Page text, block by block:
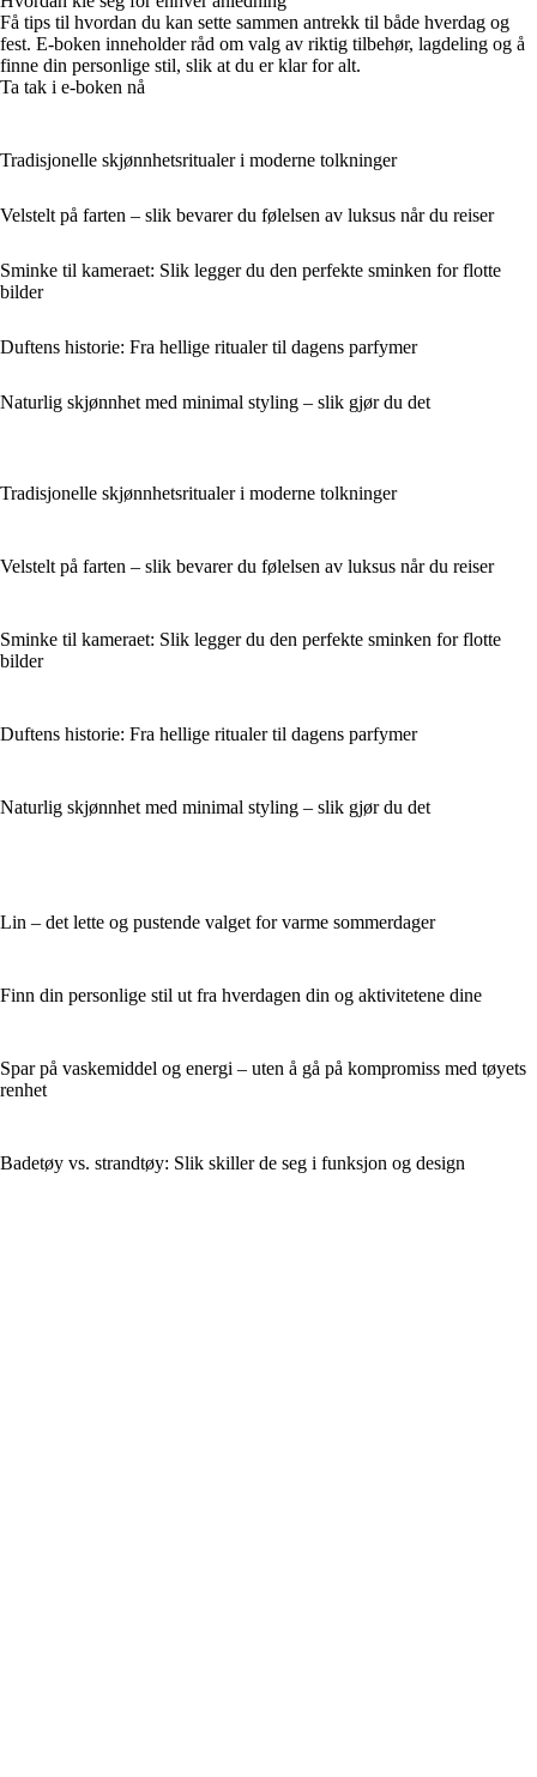
Få tips til hvordan du kan sette sammen antrekk til både hverdag og
fest. E-boken inneholder råd om valg av riktig tilbehør, lagdeling og å
finne din personlige stil, slik at du er klar for alt.
Ta tak i e-boken nå
Tradisjonelle skjønnhetsritualer i moderne tolkninger
Velstelt på farten – slik bevarer du følelsen av luksus når du reiser
Sminke til kameraet: Slik legger du den perfekte sminken for flotte
bilder
Duftens historie: Fra hellige ritualer til dagens parfymer
Naturlig skjønnhet med minimal styling – slik gjør du det
Tradisjonelle skjønnhetsritualer i moderne tolkninger
Velstelt på farten – slik bevarer du følelsen av luksus når du reiser
Sminke til kameraet: Slik legger du den perfekte sminken for flotte
bilder
Duftens historie: Fra hellige ritualer til dagens parfymer
Naturlig skjønnhet med minimal styling – slik gjør du det
Lin – det lette og pustende valget for varme sommerdager
Finn din personlige stil ut fra hverdagen din og aktivitetene dine
Spar på vaskemiddel og energi – uten å gå på kompromiss med tøyets
renhet
Badetøy vs. strandtøy: Slik skiller de seg i funksjon og design